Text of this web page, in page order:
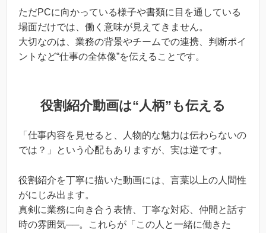
ただPCに向かっている様子や書類に目を通している
場面だけでは、働く意味が見えてきません。
大切なのは、業務の背景やチームでの連携、判断ポイ
ントなど“仕事の全体像”を伝えることです。
役割紹介動画は“人柄”も伝える
「仕事内容を見せると、人物的な魅力は伝わらないの
では？」という心配もありますが、実は逆です。
役割紹介を丁寧に描いた動画には、言葉以上の人間性
がにじみ出ます。
真剣に業務に向き合う表情、丁寧な対応、仲間と話す
時の雰囲気──。これらが「この人と一緒に働きた